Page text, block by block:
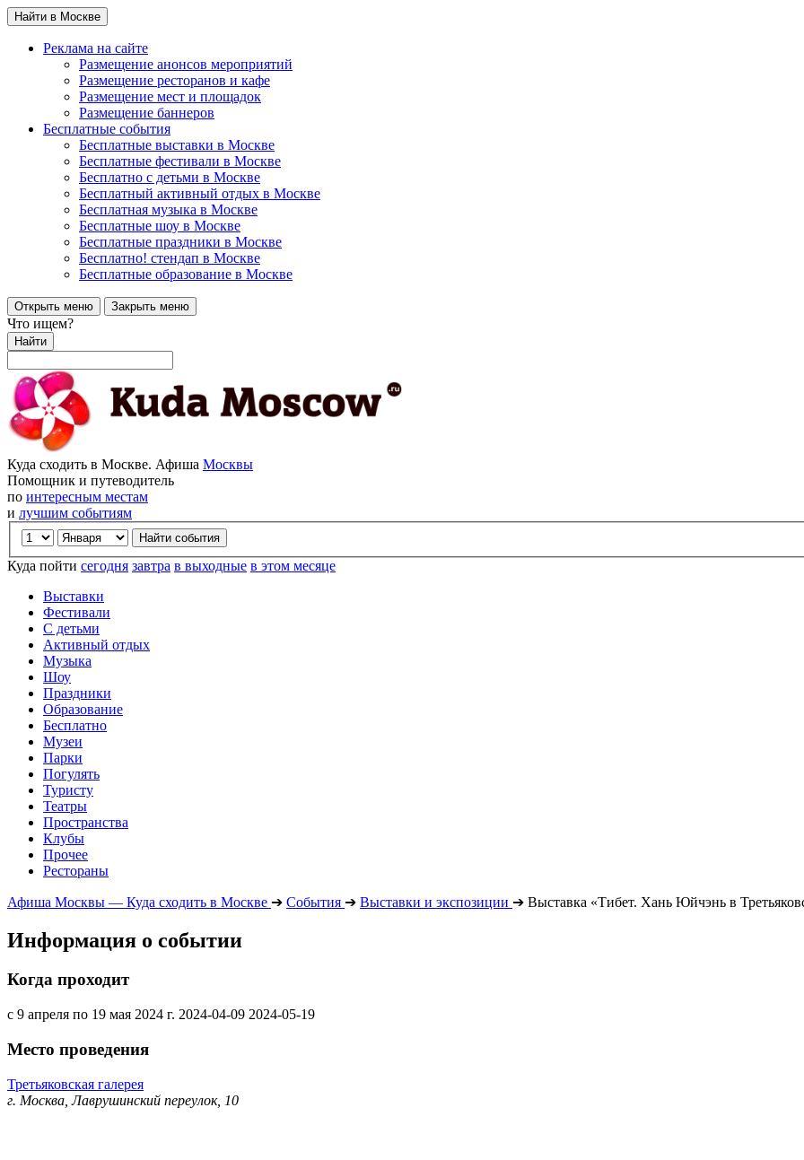
Найти в Москве
Реклама на сайте
Размещение анонсов мероприятий
Размещение ресторанов и кафе
Размещение мест и площадок
Размещение баннеров
Бесплатные события
Бесплатные выставки в Москве
Бесплатные фестивали в Москве
Бесплатно с детьми в Москве
Бесплатный активный отдых в Москве
Бесплатная музыка в Москве
Бесплатные шоу в Москве
Бесплатные праздники в Москве
Бесплатно! стендап в Москве
Бесплатные образование в Москве
Открыть меню Закрыть меню
Что ищем?
Найти
Куда сходить в Москве. Афиша Москвы
Помощник и путеводитель
по интересным местам
и лучшим событиям
Куда пойти сегодня завтра в выходные в этом месяце
Выставки
Фестивали
С детьми
Активный отдых
Музыка
Шоу
Праздники
Образование
Бесплатно
Музеи
Парки
Погулять
Туристу
Театры
Пространства
Клубы
Прочее
Рестораны
Афиша Москвы — Куда сходить в Москве ➔ События ➔ Выставки и экспозиции ➔ Выставка «Тибет. Хань Юйчэнь в
Информация о событии
Когда проходит
с 9 апреля по 19 мая 2024 г. 2024-04-09 2024-05-19
Место проведения
Третьяковская галерея
г. Москва, Лаврушинский переулок, 10